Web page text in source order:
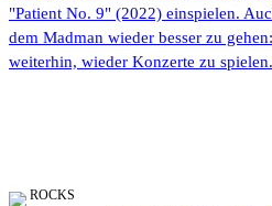
"Patient No. 9" (2022) einspielen.
dem Madman wieder besser zu
weiterhin, wieder Konzerte zu spielen.
ROCKS